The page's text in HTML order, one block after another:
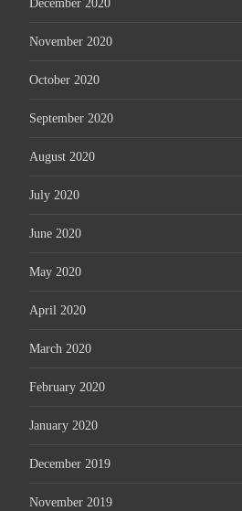
December 2020
November 2020
October 2020
September 2020
August 2020
July 2020
June 2020
May 2020
April 2020
March 2020
February 2020
January 2020
December 2019
November 2019